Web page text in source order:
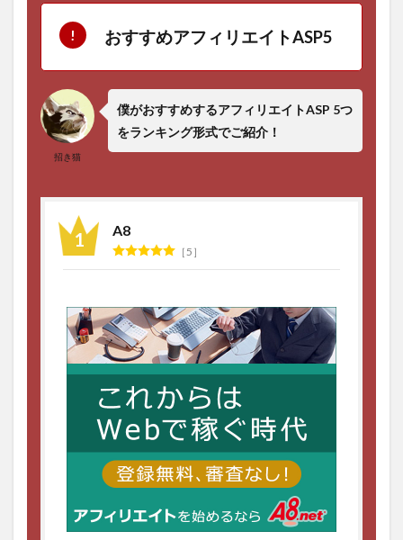
おすすめアフィリエイトASP5
招き猫
僕がおすすめするアフィリエイトASP 5つ
をランキング形式でご紹介！
A8
5